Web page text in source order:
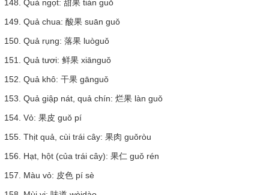
148. Quả ngọt: 甜果 tián guǒ
149. Quả chua: 酸果 suān guǒ
150. Quả rụng: 落果 luòguǒ
151. Quả tươi: 鲜果 xiānguǒ
152. Quả khô: 干果 gānguǒ
153. Quả giập nát, quả chín: 烂果 làn guǒ
154. Vỏ: 果皮 guǒ pí
155. Thịt quả, cùi trái cây: 果肉 guǒròu
156. Hạt, hột (của trái cây): 果仁 guǒ rén
157. Màu vỏ: 皮色 pí sè